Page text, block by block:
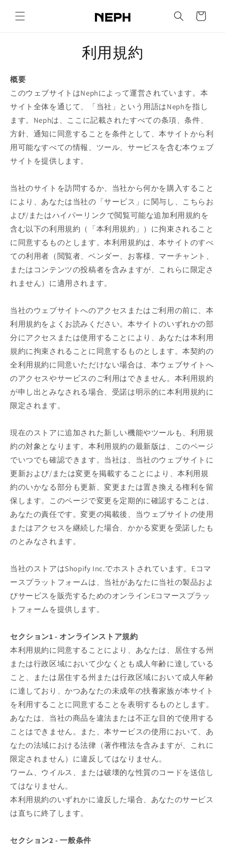
ンツに
進む
ー
利用規約
概要
このウェブサイトはNephによって運営されています。本
サイト全体を通じて、「当社」という用語はNephを指し
ます。Nephは、ここに記載されたすべての条項、条件、
方針、通知に同意することを条件として、本サイトから利
用可能なすべての情報、ツール、サービスを含む本ウェブ
サイトを提供します。
当社のサイトを訪問するか、当社から何かを購入すること
により、あなたは当社の「サービス」に関与し、こちらお
よび/またはハイパーリンクで閲覧可能な追加利用規約を
含む以下の利用規約（「本利用規約」）に拘束されること
に同意するものとします。本利用規約は、本サイトのすべ
ての利用者（閲覧者、ベンダー、お客様、マーチャント、
またはコンテンツの投稿者を含みますが、これらに限定さ
れません）に適用されます。
当社のウェブサイトへのアクセスまたはご利用の前に、本
利用規約をよくお読みください。本サイトのいずれかの部
分にアクセスまたは使用することにより、あなたは本利用
規約に拘束されることに同意するものとします。本契約の
全利用規約に同意いただけない場合は、本ウェブサイトへ
のアクセスやサービスのご利用はできません。本利用規約
が申し出とみなされる場合、受諾は明示的に本利用規約に
限定されます。
現在のストアに追加された新しい機能やツールも、利用規
約の対象となります。本利用規約の最新版は、このページ
でいつでも確認できます。当社は、当社のウェブサイトに
更新および/または変更を掲載することにより、本利用規
約のいかなる部分も更新、変更または置き換える権利を留
保します。このページで変更を定期的に確認することは、
あなたの責任です。変更の掲載後、当ウェブサイトの使用
またはアクセスを継続した場合、かかる変更を受諾したも
のとみなされます。
当社のストアはShopify Inc.でホストされています。Eコマ
ースプラットフォームは、当社があなたに当社の製品およ
びサービスを販売するためのオンラインEコマースプラッ
トフォームを提供します。
セクション1 - オンラインストア規約
本利用規約に同意することにより、あなたは、居住する州
または行政区域において少なくとも成人年齢に達している
こと、または居住する州または行政区域において成人年齢
に達しており、かつあなたの未成年の扶養家族が本サイト
を利用することに同意することを表明するものとします。
あなたは、当社の商品を違法または不正な目的で使用する
ことはできません。また、本サービスの使用において、あ
なたの法域における法律（著作権法を含みますが、これに
限定されません）に違反してはなりません。
ワーム、ウイルス、または破壊的な性質のコードを送信し
てはなりません。
本利用規約のいずれかに違反した場合、あなたのサービス
は直ちに終了します。
セクション2 - 一般条件